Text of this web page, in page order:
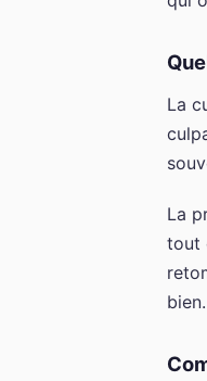
La
La
tout
bien.